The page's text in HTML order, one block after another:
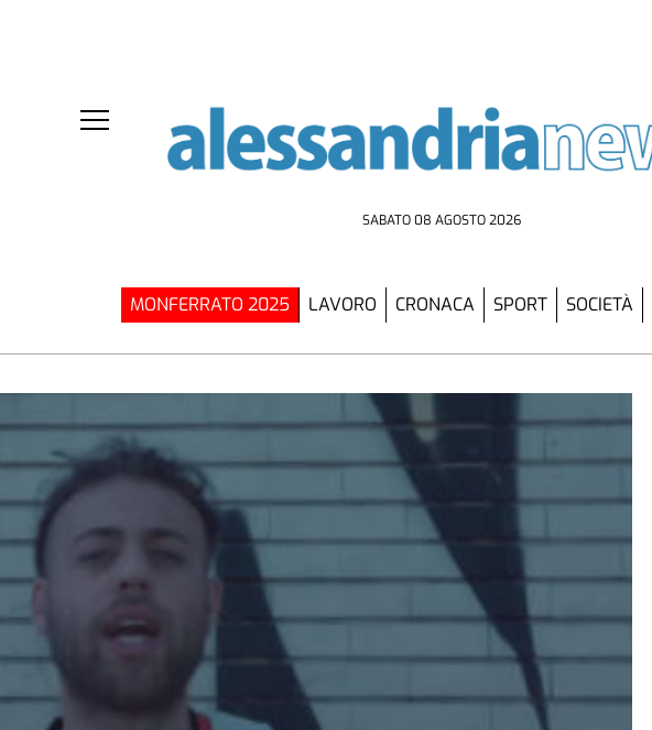
SABATO 08 AGOSTO 2026
MONFERRATO 2025 LAVORO CRONACA SPORT SOCIETÀ